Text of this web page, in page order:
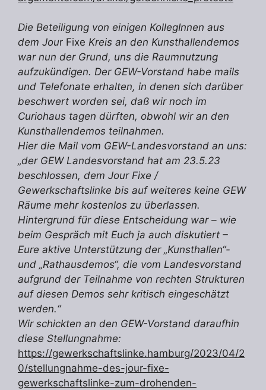
Die Beteiligung von einigen KollegInnen aus
dem Jour Fixe Kreis an den Kunsthallendemos
war nun der Grund, uns die Raumnutzung
aufzukündigen. Der GEW-Vorstand habe mails
und Telefonate erhalten, in denen sich darüber
beschwert worden sei, daß wir noch im
Curiohaus tagen dürften, obwohl wir an den
Kunsthallendemos teilnahmen.
Hier die Mail vom GEW-Landesvorstand an uns:
„der GEW Landesvorstand hat am 23.5.23
beschlossen, dem Jour Fixe /
Gewerkschaftslinke bis auf weiteres keine GEW
Räume mehr kostenlos zu überlassen.
Hintergrund für diese Entscheidung war – wie
beim Gespräch mit Euch ja auch diskutiert –
Eure aktive Unterstützung der „Kunsthallen“-
und „Rathausdemos“, die vom Landesvorstand
aufgrund der Teilnahme von rechten Strukturen
auf diesen Demos sehr kritisch eingeschätzt
werden.“
Wir schickten an den GEW-Vorstand daraufhin
diese Stellungnahme:
https://gewerkschaftslinke.hamburg/2023/04/2
0/stellungnahme-des-jour-fixe-
gewerkschaftslinke-zum-drohenden-